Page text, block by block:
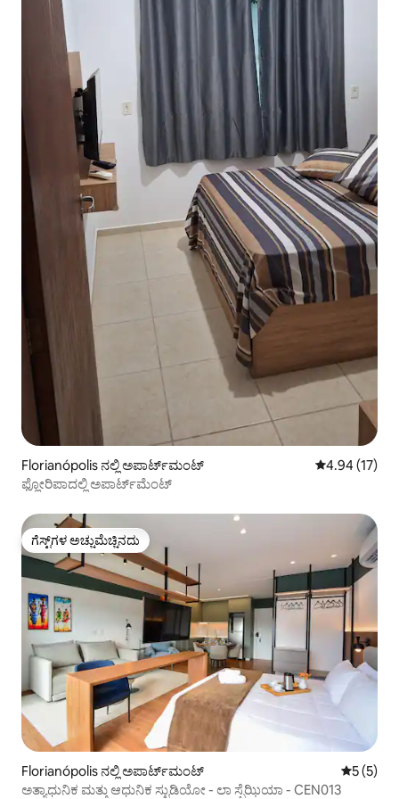
Florianópolis ನಲ್ಲಿ ಅಪಾರ್ಟ್‌ಮಂಟ್ 5 ರಲ್ಲಿ 4.94
4.94 (17)
ಫ್ಲೋರಿಪಾದಲ್ಲಿ ಅಪಾರ್ಟ್‌ಮೆಂಟ್
ಗೆಸ್ಟ್‌ಗಳ ಅಚ್ಚುಮೆಚ್ಚಿನದು
ಗೆಸ್ಟ್‌ಗಳ ಅಚ್ಚುಮೆಚ್ಚಿನದು
Florianópolis ನಲ್ಲಿ ಅಪಾರ್ಟ್‌ಮಂಟ್ 5 ರಲ್ಲಿ 5
5 (5)
ಅತ್ಯಾಧುನಿಕ ಮತ್ತು ಆಧುನಿಕ ಸ್ಟುಡಿಯೋ - ಲಾ ಸ್ಪೆಝಿಯಾ - CEN013